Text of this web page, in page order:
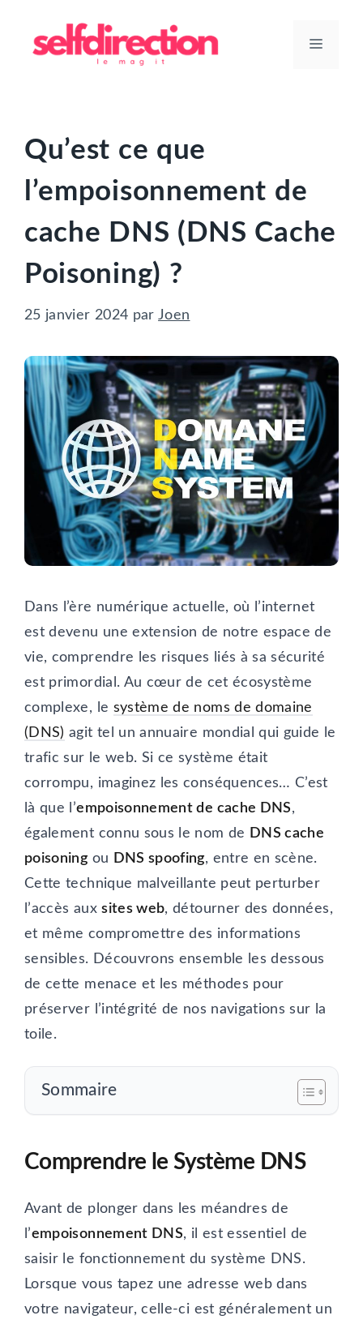
contenu
Menu
Qu’est ce que
l’empoisonnement de
cache DNS (DNS Cache
Poisoning) ?
25 janvier 2024 par Joen
Dans l’ère numérique actuelle, où l’internet
est devenu une extension de notre espace de
vie, comprendre les risques liés à sa sécurité
est primordial. Au cœur de cet écosystème
complexe, le système de noms de domaine
(DNS) agit tel un annuaire mondial qui guide le
trafic sur le web. Si ce système était
corrompu, imaginez les conséquences… C’est
là que l’empoisonnement de cache DNS,
également connu sous le nom de DNS cache
poisoning ou DNS spoofing, entre en scène.
Cette technique malveillante peut perturber
l’accès auxsites web, détourner des données,
et même compromettre des informations
sensibles. Découvrons ensemble les dessous
de cette menace et les méthodes pour
préserver l’intégrité de nos navigations sur la
toile.
Sommaire
Comprendre le Système DNS
Avant de plonger dans les méandres de
l’empoisonnement DNS, il est essentiel de
saisir le fonctionnement du système DNS.
Lorsque vous tapez une adresse web dans
votre navigateur, celle-ci est généralement un